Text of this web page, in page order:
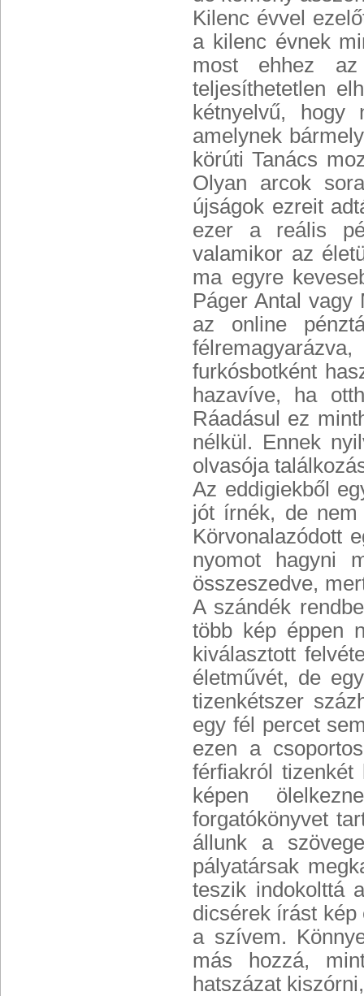
Kilenc évvel
a kilenc évnek
most ehhez
teljesíthetetlen
kétnyelvű,
amelynek
körúti Tanács
Olyan arcok
újságok ezreit
ezer a reális
valamikor az
ma egyre
Páger Antal vagy
az online
furkósbotként
hazavíve, ha
Ráadásul ez
nélkül. Ennek
olvasója
Az eddigiekből
jót írnék, de
Körvonalazódott
nyomot hagyni
összeszedve,
A szándék
több kép éppen
kiválasztott
életművét, de
tizenkétszer
egy fél percet
ezen a
férfiakról tizenkét
képen
forgatókönyvet
állunk a
pályatársak
teszik indokolttá
dicsérek írást kép
a szívem.
más hozzá,
hatszázat